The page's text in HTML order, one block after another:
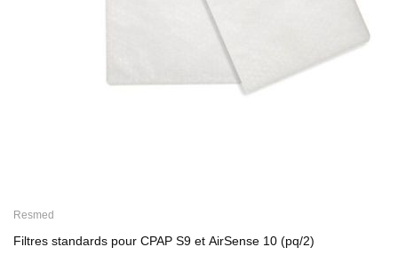
Resmed
Filtres standards pour CPAP S9 et AirSense 10 (pq/2)